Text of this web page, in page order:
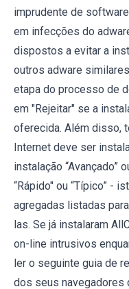
imprudente de
em infecções do
dispostos a evitar a
outros adware
etapa do processo de
em "Rejeitar" se a
oferecida. Além disso,
Internet deve ser
instalação “Avançado”
“Rápido" ou “Típico” -
agregadas listadas
las. Se já instalaram
on-line intrusivos
ler o seguinte guia de
dos seus navegadores